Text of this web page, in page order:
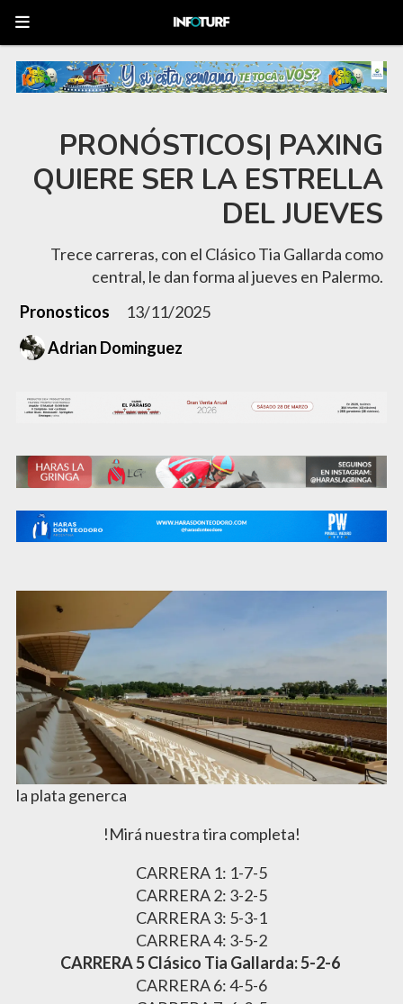
PRONÓSTICOS| PAXING
QUIERE SER LA ESTRELLA
DEL JUEVES
Trece carreras, con el Clásico Tia Gallarda como
central, le dan forma al jueves en Palermo.
Pronosticos
13/11/2025
Adrian Dominguez
la plata generca
!Mirá nuestra tira completa!
CARRERA 1: 1-7-5
CARRERA 2: 3-2-5
CARRERA 3: 5-3-1
CARRERA 4: 3-5-2
CARRERA 5 Clásico Tia Gallarda: 5-2-6
CARRERA 6: 4-5-6